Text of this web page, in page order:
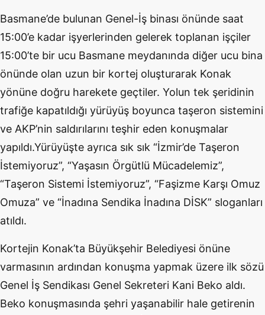
Basmane’de bulunan Genel-İş binası önünde saat
15:00’e kadar işyerlerinden gelerek toplanan işçiler
15:00’te bir ucu Basmane meydanında diğer ucu bina
önünde olan uzun bir kortej oluşturarak Konak
yönüne doğru harekete geçtiler. Yolun tek şeridinin
trafiğe kapatıldığı yürüyüş boyunca taşeron sistemini
ve AKP’nin saldırılarını teşhir eden konuşmalar
yapıldı.Yürüyüşte ayrıca sık sık “İzmir’de Taşeron
İstemiyoruz”, “Yaşasın Örgütlü Mücadelemiz”,
“Taşeron Sistemi İstemiyoruz”, “Faşizme Karşı Omuz
Omuza” ve “İnadına Sendika İnadına DİSK” sloganları
atıldı.
Kortejin Konak’ta Büyükşehir Belediyesi önüne
varmasının ardından konuşma yapmak üzere ilk sözü
Genel İş Sendikası Genel Sekreteri Kani Beko aldı.
Beko konuşmasında şehri yaşanabilir hale getirenin